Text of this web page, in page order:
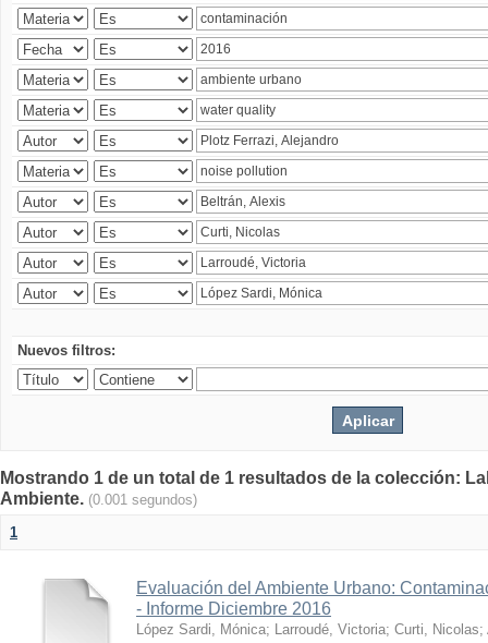
Nuevos filtros:
Mostrando 1 de un total de 1 resultados de la colección:
Ambiente. (0.001 segundos)
1
Evaluación del Ambiente Urbano:
- Informe Diciembre 2016
López Sardi, Mónica; Larroudé, Victoria; Curti, Nicolas;